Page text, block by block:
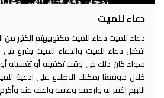
دعاء للميت
دعاء للميت دعاء للميت مكتوبيهتم الكثير
افضل دعاء للميت والدعاء للميت يشرع في
سواء كان ذلك في وقت تكفينه أو تغسيله
خلال موقعنا يمكنك الاطلاع على ادعية
اللهم اغفر له وارحمه وعافه واعف عنه